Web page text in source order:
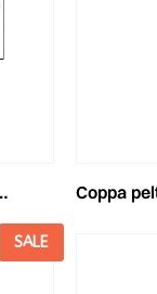
coppa
SALE